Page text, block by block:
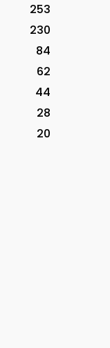
253
230
84
62
44
28
20